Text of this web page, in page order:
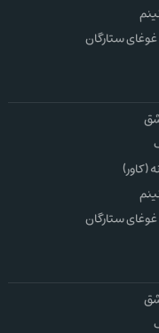
ستارگان
(کاور)
ستارگان